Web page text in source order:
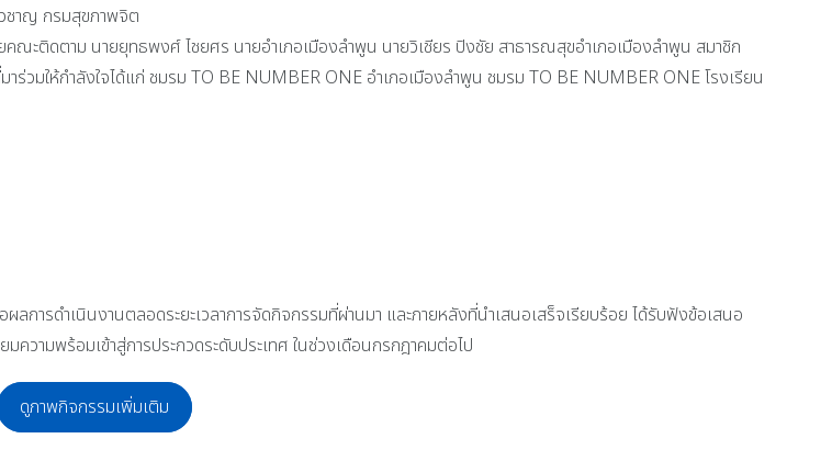
ชาญ กรมสุขภาพจิต
ติดตาม นายยุทธพงศ์ ไชยศร นายอำเภอเมืองลำพูน นายวิเชียร ปิงชัย สาธารณสุขอำเภอเมืองลำพูน สมาชิก
วมให้กำลังใจได้แก่ ชมรม TO BE NUMBER ONE อำเภอเมืองลำพูน ชมรม TO BE NUMBER ONE โรงเรียน
ารดำเนินงานตลอดระยะเวลาการจัดกิจกรรมที่ผ่านมา และภายหลังที่นำเสนอเสร็จเรียบร้อย ได้รับฟังข้อเสนอ
วามพร้อมเข้าสู่การประกวดระดับประเทศ ในช่วงเดือนกรกฎาคมต่อไป
ดูภาพกิจกรรมเพิ่มเติม